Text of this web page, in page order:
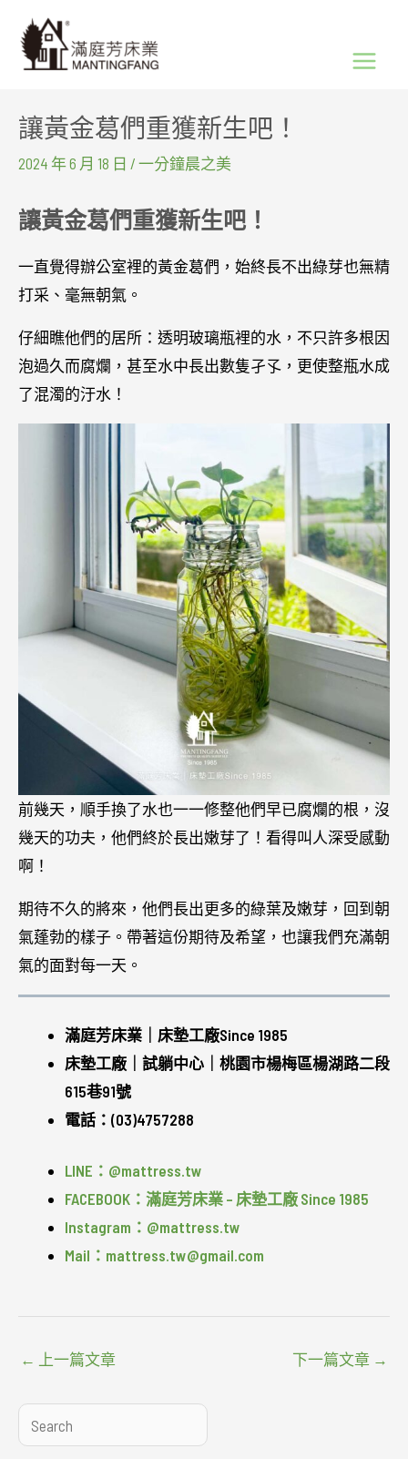
Menu
讓黃金葛們重獲新生吧！
2024 年 6 月 18 日 / 一分鐘晨之美
讓黃金葛們重獲新生吧！
一直覺得辦公室裡的黃金葛們，始終長不出綠芽也無精
打采、毫無朝氣。
仔細瞧他們的居所：透明玻璃瓶裡的水，不只許多根因
泡過久而腐爛，甚至水中長出數隻孑孓，更使整瓶水成
了混濁的汙水！
前幾天，順手換了水也一一修整他們早已腐爛的根，沒
幾天的功夫，他們終於長出嫩芽了！看得叫人深受感動
啊！
期待不久的將來，他們長出更多的綠葉及嫩芽，回到朝
氣蓬勃的樣子。帶著這份期待及希望，也讓我們充滿朝
氣的面對每一天。
滿庭芳床業｜床墊工廠Since 1985
床墊工廠｜試躺中心｜桃園市楊梅區楊湖路二段
615巷91號
電話：(03)4757288
LINE：@mattress.tw
FACEBOOK：滿庭芳床業 – 床墊工廠 Since 1985
Instagram：@mattress.tw
Mail：mattress.tw@gmail.com
← 上一篇文章 下一篇文章 →
搜
尋